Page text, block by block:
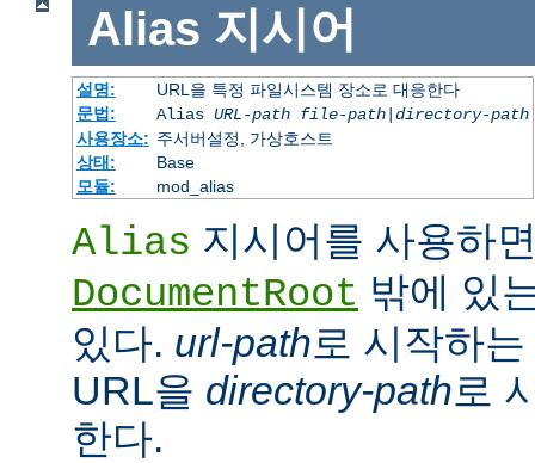
Alias 지시어
설명:
URL을 특정 파일시스템 장소로 대응한다
문법:
Alias URL-path file-path| directory-path
사용장소: 주서버설정, 가상호스트
상태:
Base
모듈:
mod_alias
Alias 지시어를 사용하
DocumentRoot 밖에 있
있다. url-path로 시작하
URL을 directory-path로
한다.